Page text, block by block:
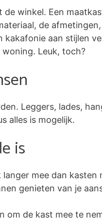
winkel. Een
de
aan stijlen
Leuk, toch?
Leggers, lades,
alles is mogelijk.
is
mee dan
genieten van je
de kast mee te